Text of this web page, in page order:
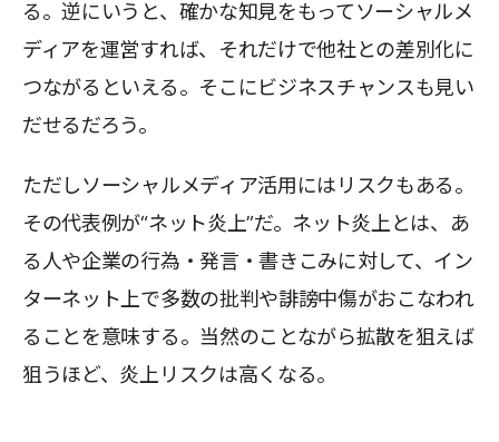
る。逆にいうと、確かな知見をもってソーシャルメ
ディアを運営すれば、それだけで他社との差別化に
つながるといえる。そこにビジネスチャンスも見い
だせるだろう。
ただしソーシャルメディア活用にはリスクもある。
その代表例が“ネット炎上”だ。ネット炎上とは、あ
る人や企業の行為・発言・書きこみに対して、イン
ターネット上で多数の批判や誹謗中傷がおこなわれ
ることを意味する。当然のことながら拡散を狙えば
狙うほど、炎上リスクは高くなる。